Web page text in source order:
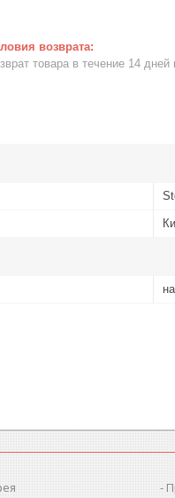
товара в течение 14 дней